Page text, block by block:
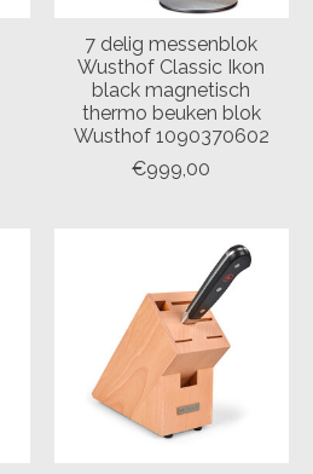
7 delig messenblok
Wusthof Classic Ikon
black magnetisch
thermo beuken blok
Wusthof 1090370602
€999,00